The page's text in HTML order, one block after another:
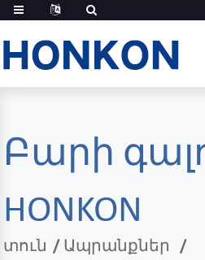
Բարի
HONKON
տուն
Ապրանքներ